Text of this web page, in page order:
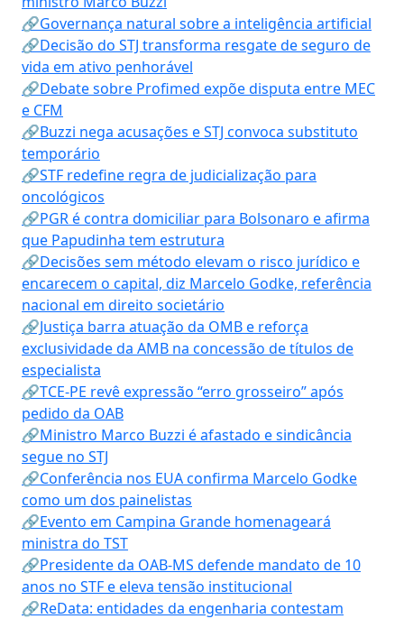
🔗Governança natural sobre a inteligência artificial
🔗Decisão do STJ transforma resgate de seguro de
vida em ativo penhorável
🔗Debate sobre Profimed expõe disputa entre MEC
e CFM
🔗Buzzi nega acusações e STJ convoca substituto
temporário
🔗STF redefine regra de judicialização para
oncológicos
🔗PGR é contra domiciliar para Bolsonaro e afirma
que Papudinha tem estrutura
🔗Decisões sem método elevam o risco jurídico e
encarecem o capital, diz Marcelo Godke, referência
nacional em direito societário
🔗Justiça barra atuação da OMB e reforça
exclusividade da AMB na concessão de títulos de
especialista
🔗TCE-PE revê expressão “erro grosseiro” após
pedido da OAB
🔗Ministro Marco Buzzi é afastado e sindicância
segue no STJ
🔗Conferência nos EUA confirma Marcelo Godke
como um dos painelistas
🔗Evento em Campina Grande homenageará
ministra do TST
🔗Presidente da OAB-MS defende mandato de 10
anos no STF e eleva tensão institucional
🔗ReData: entidades da engenharia contestam